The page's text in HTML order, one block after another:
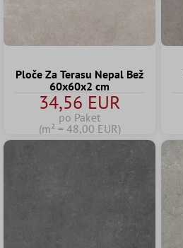
Ploče Za Terasu Nepal Bež
60x60x2 cm
34,56 EUR
po Paket
(m² = 48,00 EUR)